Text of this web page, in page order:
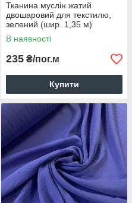
Тканина муслін жатий
двошаровий для текстилю,
зелений (шир. 1,35 м)
В наявності
235 ₴/пог.м
Купити